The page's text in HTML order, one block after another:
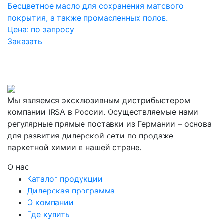
Бесцветное масло для сохранения матового
покрытия, а также промасленных полов.
Цена: по запросу
Заказать
Мы являемся эксклюзивным дистрибьютером
компании IRSA в России. Осуществляемые нами
регулярные прямые поставки из Германии – основа
для развития дилерской сети по продаже
паркетной химии в нашей стране.
О нас
Каталог продукции
Дилерская программа
О компании
Где купить